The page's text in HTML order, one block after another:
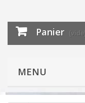
Panier (vide)
MENU